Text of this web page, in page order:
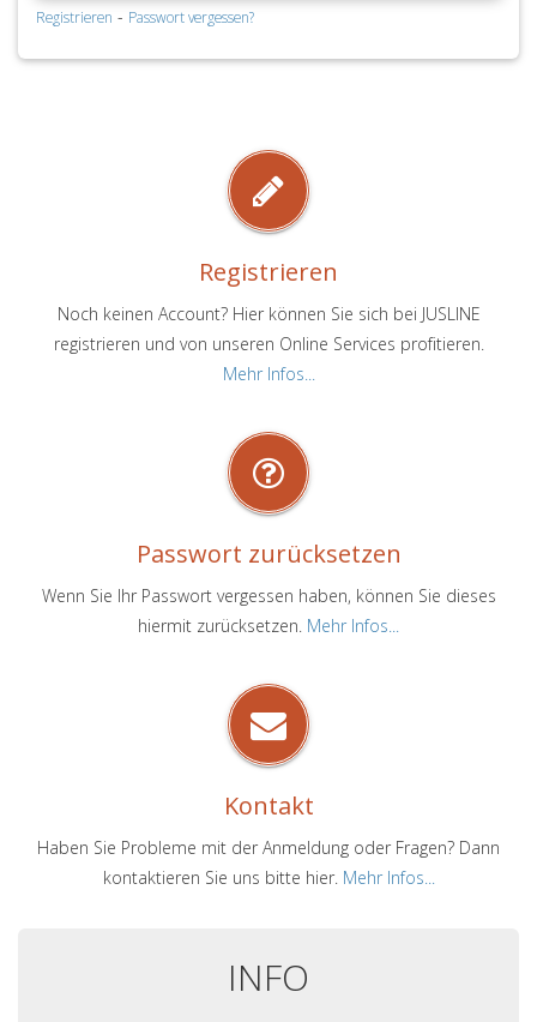
Registrieren - Passwort vergessen?
Registrieren
Noch keinen Account? Hier können Sie sich bei JUSLINE
registrieren und von unseren Online Services profitieren.
Mehr Infos...
Passwort zurücksetzen
Wenn Sie Ihr Passwort vergessen haben, können Sie dieses
hiermit zurücksetzen. Mehr Infos...
Kontakt
Haben Sie Probleme mit der Anmeldung oder Fragen? Dann
kontaktieren Sie uns bitte hier. Mehr Infos...
INFO